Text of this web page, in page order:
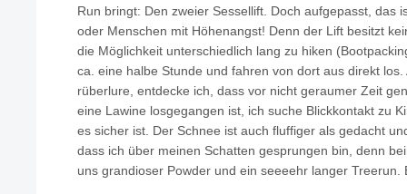
Run bringt: Den zweier Sessellift. Doch aufgepasst, das
oder Menschen mit Höhenangst! Denn der Lift besitzt
die Möglichkeit unterschiedlich lang zu hiken
ca. eine halbe Stunde und fahren von dort aus direkt
rüberlure, entdecke ich, dass vor nicht geraumer Zeit
eine Lawine losgegangen ist, ich suche Blickkontakt zu
es sicher ist. Der Schnee ist auch fluffiger als gedacht
dass ich über meinen Schatten gesprungen bin, denn
uns grandioser Powder und ein seeeehr langer Treerun.